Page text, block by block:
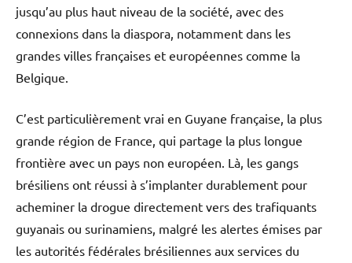
jusqu’au plus haut niveau de la société, avec des
connexions dans la diaspora, notamment dans les
grandes villes françaises et européennes comme la
Belgique.
C’est particulièrement vrai en Guyane française, la plus
grande région de France, qui partage la plus longue
frontière avec un pays non européen. Là, les gangs
brésiliens ont réussi à s’implanter durablement pour
acheminer la drogue directement vers des trafiquants
guyanais ou surinamiens, malgré les alertes émises par
les autorités fédérales brésiliennes aux services du